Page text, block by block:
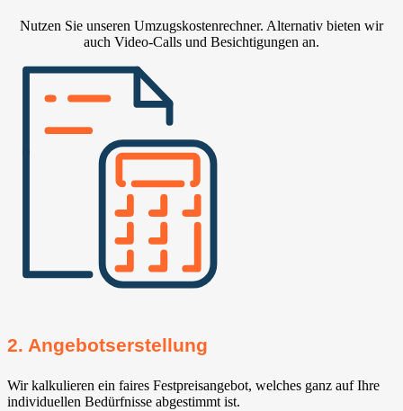
Nutzen Sie unseren Umzugskostenrechner. Alternativ bieten wir
auch Video-Calls und Besichtigungen an.
2. Angebotserstellung
Wir kalkulieren ein faires Festpreisangebot, welches ganz auf Ihre
individuellen Bedürfnisse abgestimmt ist.